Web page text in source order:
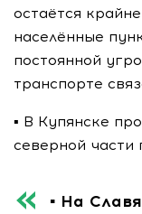
остаётся
населённые
постоянной
транспорте
▪️ В Купянске
северной части
▪️ На